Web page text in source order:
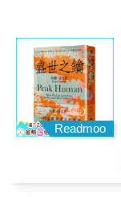
Readmoo